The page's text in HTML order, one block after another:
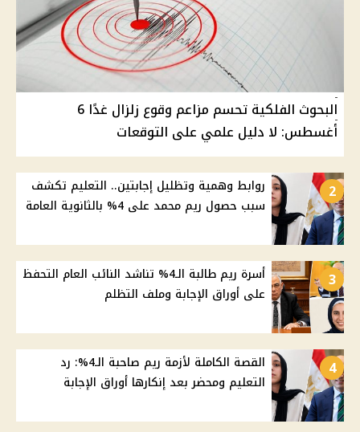
البحوث الفلكية تحسم مزاعم وقوع زلزال غدًا 6
أغسطس: لا دليل علمي على التوقعات
2
روابط وهمية وتظليل إجابتين.. التعليم تكشف
سبب حصول ريم محمد على 4% بالثانوية العامة
3
أسرة ريم طالبة الـ4% تناشد النائب العام التحفظ
على أوراق الإجابة وملف التظلم
4
القصة الكاملة لأزمة ريم صاحبة الـ4%: رد
التعليم ومحضر بعد إنكارها أوراق الإجابة